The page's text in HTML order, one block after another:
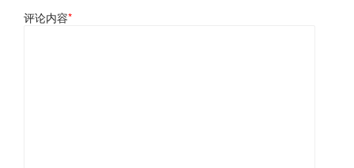
评论内容*